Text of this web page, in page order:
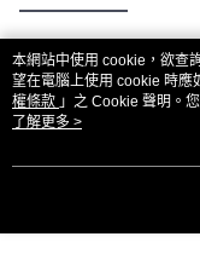
熱門標籤
本網站中使用 cookie，欲查
望在電腦上使用 cookie 時應
權條款 」之 Cookie 聲明。
用條款之 Cookie 聲明使用
了解更多 >